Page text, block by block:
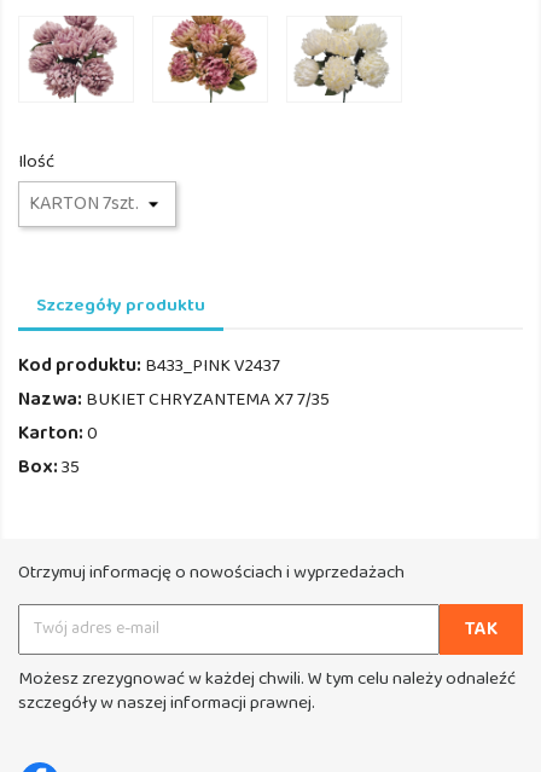
B433_LILAC
E341
B433_PINK
V2437
B433_CREAM
8-
61
Ilość
Szczegóły produktu
Kod produktu: B433_PINK V2437
Nazwa: BUKIET CHRYZANTEMA X7 7/35
Karton:0
Box:35
Otrzymuj informację o nowościach i wyprzedażach
Możesz zrezygnować w każdej chwili. W tym celu należy odnaleźć
szczegóły w naszej informacji prawnej.